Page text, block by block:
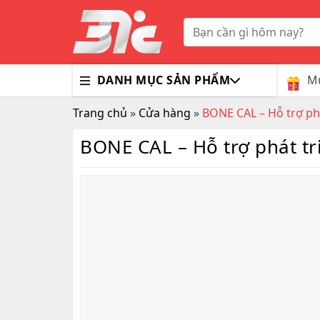
Tìm
kiếm:
DANH MỤC SẢN PHẨM
Bổ
Tim
Hỗ
Bao
Trà
Dầu
Sữa
Trang chủ » Cửa hàng » BONE CAL – Hỗ trợ
BONE CAL – Hỗ trợ phát